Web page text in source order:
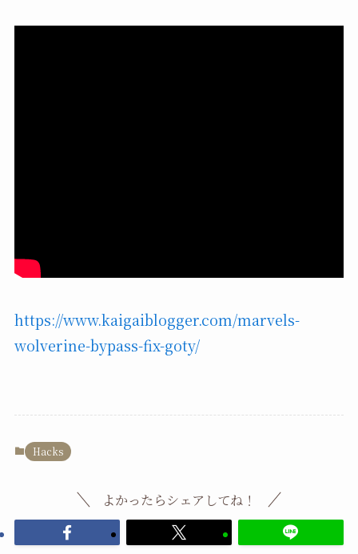
https://www.kaigaiblogger.com/marvels-
wolverine-bypass-fix-goty/
Hacks
よかったらシェアしてね！